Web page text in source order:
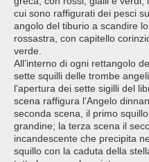
cui sono raffigurati dei pesci
angolo del tiburio a scandire
rossastra, con capitello
verde.
All’interno di ogni rettangolo
sette squilli delle trombe
l’apertura dei sette sigilli del
scena raffigura l’Angelo
seconda scena, il primo
grandine; la terza scena il
incandescente che precipita
squillo con la caduta della